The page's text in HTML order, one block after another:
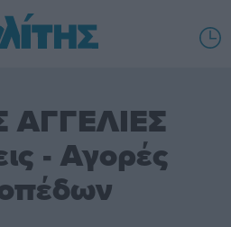
ΑΓΓΕΛΙΕΣ
- Αγορές